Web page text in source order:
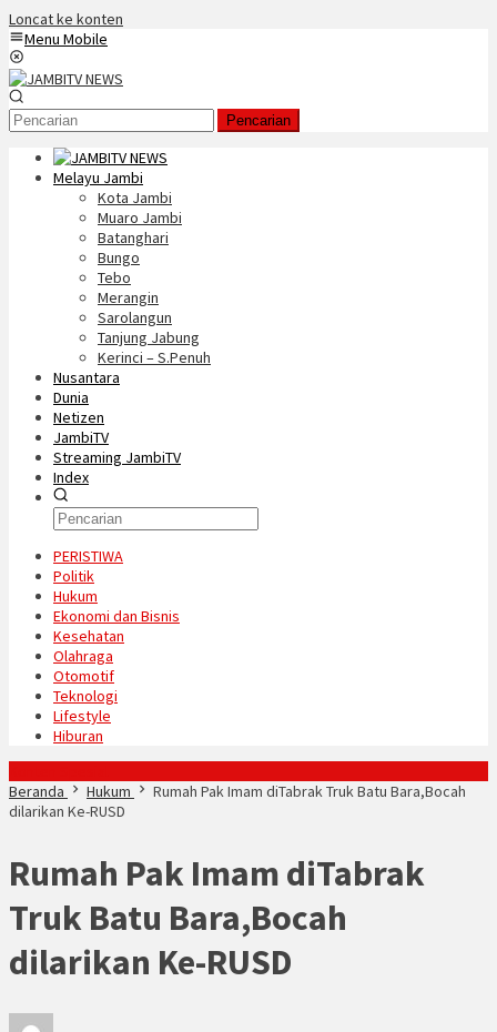
Loncat ke konten
Menu Mobile
Pencarian
Melayu Jambi
Kota Jambi
Muaro Jambi
Batanghari
Bungo
Tebo
Merangin
Sarolangun
Tanjung Jabung
Kerinci – S.Penuh
Nusantara
Dunia
Netizen
JambiTV
Streaming JambiTV
Index
PERISTIWA
Politik
Hukum
Ekonomi dan Bisnis
Kesehatan
Olahraga
Otomotif
Teknologi
Lifestyle
Hiburan
Beranda
Hukum
Rumah Pak Imam diTabrak Truk Batu Bara,Bocah
dilarikan Ke-RUSD
Rumah Pak Imam diTabrak
Truk Batu Bara,Bocah
dilarikan Ke-RUSD